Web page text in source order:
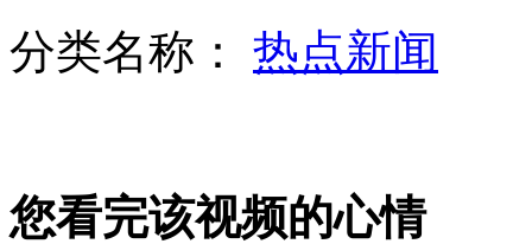
分类名称： 热点新闻
您看完该视频的心情